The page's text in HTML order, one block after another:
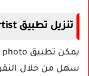
تنزيل تطبيق Voila AI Artist مهكر
سهل من خلال النقر